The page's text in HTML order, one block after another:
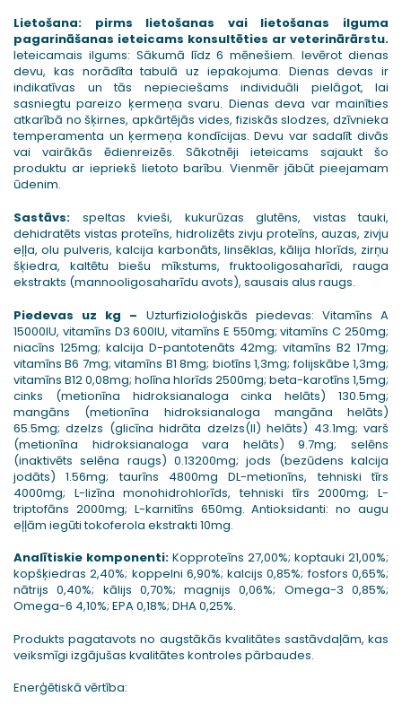
Lietošana: pirms lietošanas vai lietošanas ilguma
pagarināšanas ieteicams konsultēties ar veterinārārstu.
Ieteicamais ilgums: Sākumā līdz 6 mēnešiem. Ievērot dienas
devu, kas norādīta tabulā uz iepakojuma. Dienas devas ir
indikatīvas un tās nepieciešams individuāli pielāgot, lai
sasniegtu pareizo ķermeņa svaru. Dienas deva var mainīties
atkarībā no šķirnes, apkārtējās vides, fiziskās slodzes, dzīvnieka
temperamenta un ķermeņa kondīcijas. Devu var sadalīt divās
vai vairākās ēdienreizēs. Sākotnēji ieteicams sajaukt šo
produktu ar iepriekš lietoto barību. Vienmēr jābūt pieejamam
ūdenim.
Sastāvs: speltas kvieši, kukurūzas glutēns, vistas tauki,
dehidratēts vistas proteīns, hidrolizēts zivju proteīns, auzas, zivju
eļļa, olu pulveris, kalcija karbonāts, linsēklas, kālija hlorīds, zirņu
šķiedra, kaltētu biešu mīkstums, fruktooligosaharīdi, rauga
ekstrakts (mannooligosaharīdu avots), sausais alus raugs.
Piedevas uz kg – Uzturfizioloģiskās piedevas: Vitamīns A
15000IU, vitamīns D3 600IU, vitamīns E 550mg; vitamīns C 250mg;
niacīns 125mg; kalcija D-pantotenāts 42mg; vitamīns B2 17mg;
vitamīns B6 7mg; vitamīns B1 8mg; biotīns 1,3mg; folijskābe 1,3mg;
vitamīns B12 0,08mg; holīna hlorīds 2500mg; beta-karotīns 1,5mg;
cinks (metionīna hidroksianaloga cinka helāts) 130.5mg;
mangāns (metionīna hidroksianaloga mangāna helāts)
65.5mg; dzelzs (glicīna hidrāta dzelzs(II) helāts) 43.1mg; varš
(metionīna hidroksianaloga vara helāts) 9.7mg; selēns
(inaktivēts selēna raugs) 0.13200mg; jods (bezūdens kalcija
jodāts) 1.56mg; taurīns 4800mg DL-metionīns, tehniski tīrs
4000mg; L-lizīna monohidrohlorīds, tehniski tīrs 2000mg; L-
triptofāns 2000mg; L-karnitīns 650mg. Antioksidanti: no augu
eļļām iegūti tokoferola ekstrakti 10mg.
Analītiskie komponenti: Kopproteīns 27,00%; koptauki 21,00%;
kopšķiedras 2,40%; koppelni 6,90%; kalcijs 0,85%; fosfors 0,65%;
nātrijs 0,40%; kālijs 0,70%; magnijs 0,06%; Omega-3 0,85%;
Omega-6 4,10%; EPA 0,18%; DHA 0,25%.
Produkts pagatavots no augstākās kvalitātes sastāvdaļām, kas
veiksmīgi izgājušas kvalitātes kontroles pārbaudes.
Enerģētiskā vērtība: